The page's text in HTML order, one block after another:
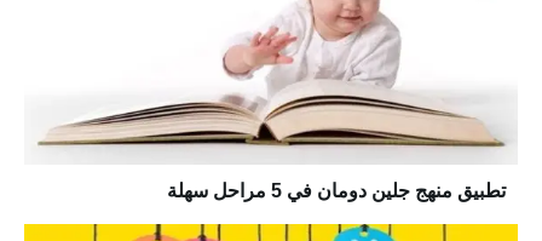
تطبيق منهج جلين دومان في 5 مراحل سهلة